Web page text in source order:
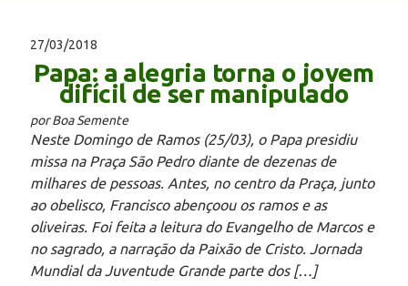
27/03/2018
Papa: a alegria torna o jovem
difícil de ser manipulado
por Boa Semente
Neste Domingo de Ramos (25/03), o Papa presidiu
missa na Praça São Pedro diante de dezenas de
milhares de pessoas. Antes, no centro da Praça, junto
ao obelisco, Francisco abençoou os ramos e as
oliveiras. Foi feita a leitura do Evangelho de Marcos e
no sagrado, a narração da Paixão de Cristo. Jornada
Mundial da Juventude Grande parte dos […]